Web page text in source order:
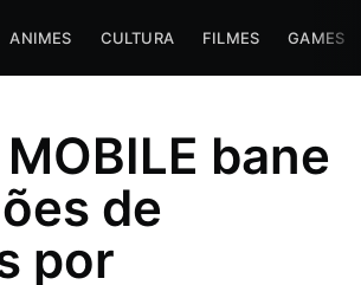
ANIMES CULTURA FILMES GAMES
MOBILE bane
de
por